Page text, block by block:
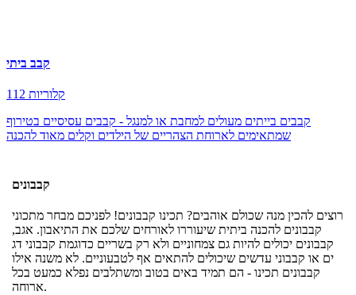
קבב ביתי
112 קלוריות
קבבים בייתים מעולים למחבת או למנגל - קבבים עסיסיים בטירוף
שמתאימים לארוחת הצהריים של הילדים וקלים מאוד להכנה
קבבונים
רוצים להכין מנה שכולם אוהבים? תכינו קבבונים! לפניכם מבחר מתכוני
קבבונים להכנה ביתית שיעוררו לאורחים שלכם את התיאבון. אגב,
קבבונים יכולים להיות גם צמחוניים ולא רק בשריים כדוגמת קבבוני דג
ים או קבבוני עדשים שיכולים להתאים אף לטבעוניים. לא משנה אילו
קבבונים תכינו - הם תמיד באים בטוב ומשתלבים נפלא כמעט בכל
ארוחה.